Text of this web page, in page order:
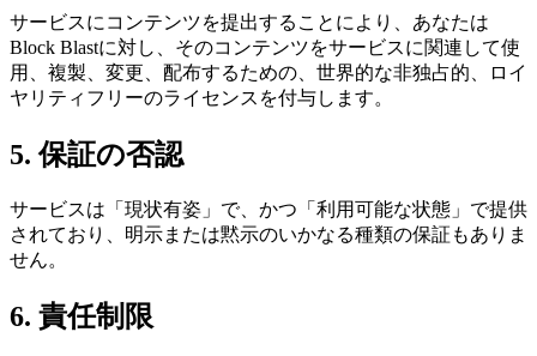
サービスにコンテンツを提出することにより、あなたは
Block Blastに対し、そのコンテンツをサービスに関連して使
用、複製、変更、配布するための、世界的な非独占的、ロイ
ヤリティフリーのライセンスを付与します。
5. 保証の否認
サービスは「現状有姿」で、かつ「利用可能な状態」で提供
されており、明示または黙示のいかなる種類の保証もありま
せん。
6. 責任制限